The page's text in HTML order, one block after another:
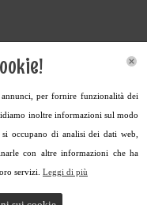
per fornire funzionalità dei
inoltre informazioni sul modo
occupano di analisi dei dati web,
con altre informazioni che ha
servizi. Leggi di più